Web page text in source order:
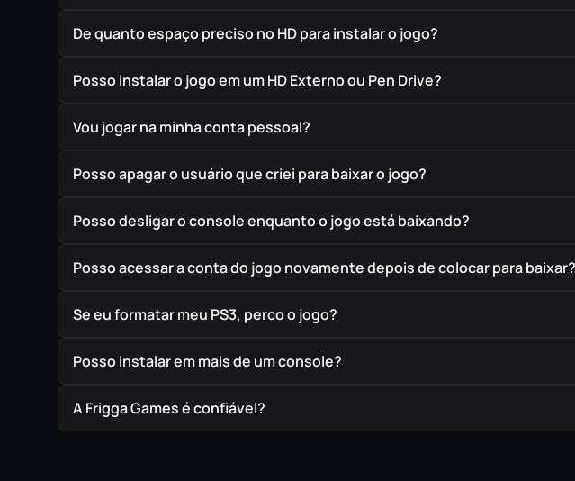
De quanto espaço preciso no HD para instalar o jogo?
Posso instalar o jogo em um HD Externo ou Pen Drive?
Vou jogar na minha conta pessoal?
Posso apagar o usuário que criei para baixar o jogo?
Posso desligar o console enquanto o jogo está baixando?
Posso acessar a conta do jogo novamente depois de colocar para baixar?
Se eu formatar meu PS3, perco o jogo?
Posso instalar em mais de um console?
A Frigga Games é confiável?